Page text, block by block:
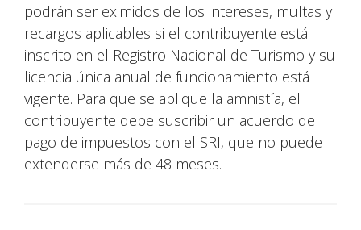
podrán ser eximidos de los intereses, multas y
recargos aplicables si el contribuyente está
inscrito en el Registro Nacional de Turismo y su
licencia única anual de funcionamiento está
vigente. Para que se aplique la amnistía, el
contribuyente debe suscribir un acuerdo de
pago de impuestos con el SRI, que no puede
extenderse más de 48 meses.